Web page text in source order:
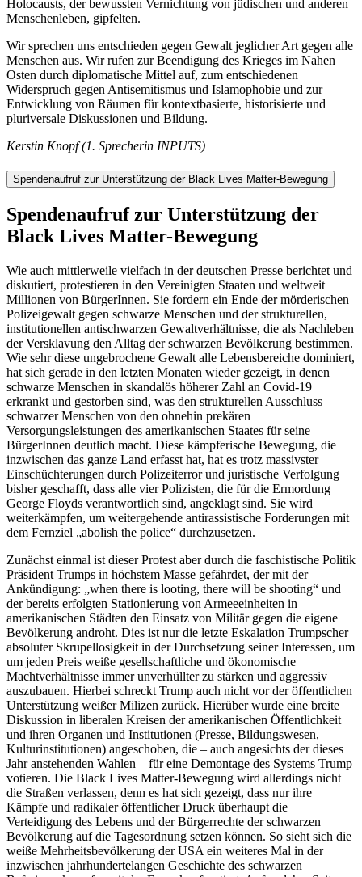
Holocausts, der bewussten Vernichtung von jüdischen und anderen
Menschenleben, gipfelten.
Wir sprechen uns entschieden gegen Gewalt jeglicher Art gegen alle
Menschen aus. Wir rufen zur Beendigung des Krieges im Nahen
Osten durch diplomatische Mittel auf, zum entschiedenen
Widerspruch gegen Antisemitismus und Islamophobie und zur
Entwicklung von Räumen für kontextbasierte, historisierte und
pluriversale Diskussionen und Bildung.
Kerstin Knopf (1. Sprecherin INPUTS)
Spendenaufruf zur Unterstützung der Black Lives Matter-Bewegung
Spendenaufruf zur Unterstützung der
Black Lives Matter-Bewegung
Wie auch mittlerweile vielfach in der deutschen Presse berichtet und
diskutiert, protestieren in den Vereinigten Staaten und weltweit
Millionen von BürgerInnen. Sie fordern ein Ende der mörderischen
Polizeigewalt gegen schwarze Menschen und der strukturellen,
institutionellen antischwarzen Gewaltverhältnisse, die als Nachleben
der Versklavung den Alltag der schwarzen Bevölkerung bestimmen.
Wie sehr diese ungebrochene Gewalt alle Lebensbereiche dominiert,
hat sich gerade in den letzten Monaten wieder gezeigt, in denen
schwarze Menschen in skandalös höherer Zahl an Covid-19
erkrankt und gestorben sind, was den strukturellen Ausschluss
schwarzer Menschen von den ohnehin prekären
Versorgungsleistungen des amerikanischen Staates für seine
BürgerInnen deutlich macht. Diese kämpferische Bewegung, die
inzwischen das ganze Land erfasst hat, hat es trotz massivster
Einschüchterungen durch Polizeiterror und juristische Verfolgung
bisher geschafft, dass alle vier Polizisten, die für die Ermordung
George Floyds verantwortlich sind, angeklagt sind. Sie wird
weiterkämpfen, um weitergehende antirassistische Forderungen mit
dem Fernziel „abolish the police“ durchzusetzen.
Zunächst einmal ist dieser Protest aber durch die faschistische Politik
Präsident Trumps in höchstem Masse gefährdet, der mit der
Ankündigung: „when there is looting, there will be shooting“ und
der bereits erfolgten Stationierung von Armeeeinheiten in
amerikanischen Städten den Einsatz von Militär gegen die eigene
Bevölkerung androht. Dies ist nur die letzte Eskalation Trumpscher
absoluter Skrupellosigkeit in der Durchsetzung seiner Interessen, um
um jeden Preis weiße gesellschaftliche und ökonomische
Machtverhältnisse immer unverhüllter zu stärken und aggressiv
auszubauen. Hierbei schreckt Trump auch nicht vor der öffentlichen
Unterstützung weißer Milizen zurück. Hierüber wurde eine breite
Diskussion in liberalen Kreisen der amerikanischen Öffentlichkeit
und ihren Organen und Institutionen (Presse, Bildungswesen,
Kulturinstitutionen) angeschoben, die – auch angesichts der dieses
Jahr anstehenden Wahlen – für eine Demontage des Systems Trump
votieren. Die Black Lives Matter-Bewegung wird allerdings nicht
die Straßen verlassen, denn es hat sich gezeigt, dass nur ihre
Kämpfe und radikaler öffentlicher Druck überhaupt die
Verteidigung des Lebens und der Bürgerrechte der schwarzen
Bevölkerung auf die Tagesordnung setzen können. So sieht sich die
weiße Mehrheitsbevölkerung der USA ein weiteres Mal in der
inzwischen jahrhundertelangen Geschichte des schwarzen